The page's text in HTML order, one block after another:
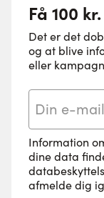
Få 100
Det er det
og at blive
eller
Information
dine data
afmelde dig